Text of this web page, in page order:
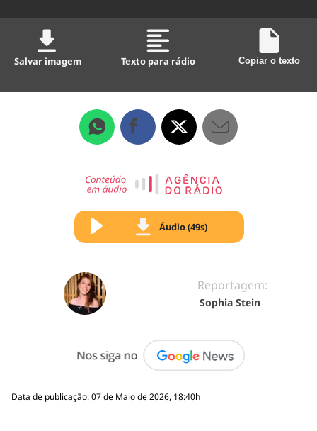
Salvar imagem Texto para rádio Copiar o texto
Áudio (49s)
Reportagem:
Sophia Stein
Data de publicação: 07 de Maio de 2026, 18:40h